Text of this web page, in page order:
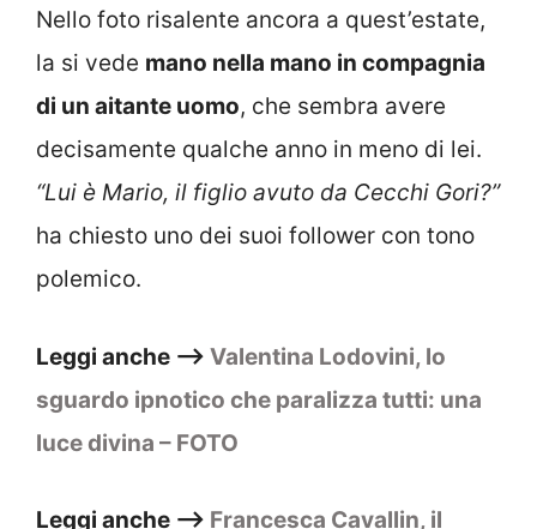
Nello foto risalente ancora a quest’estate,
la si vede mano nella mano in compagnia
di un aitante uomo, che sembra avere
decisamente qualche anno in meno di lei.
“Lui è Mario, il figlio avuto da Cecchi Gori?”
ha chiesto uno dei suoi follower con tono
polemico.
Leggi anche –> Valentina Lodovini, lo
sguardo ipnotico che paralizza tutti: una
luce divina – FOTO
Leggi anche –> Francesca Cavallin, il